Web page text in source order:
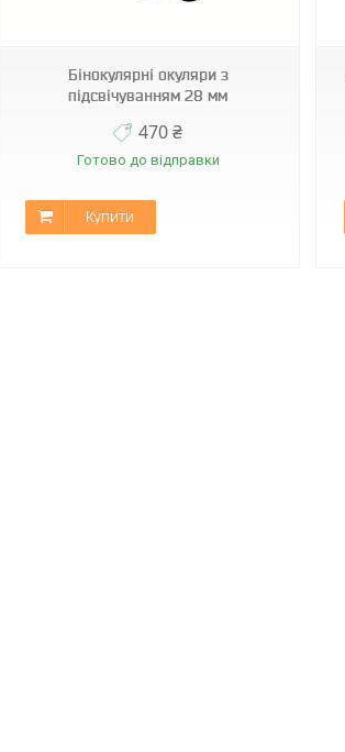
Бінокулярні окуляри з
підсвічуванням 28 мм
470 ₴
Готово до відправки
Купити